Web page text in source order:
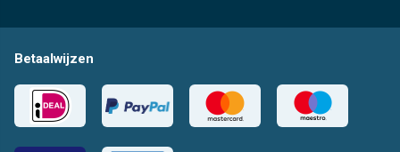
Betaalwijzen